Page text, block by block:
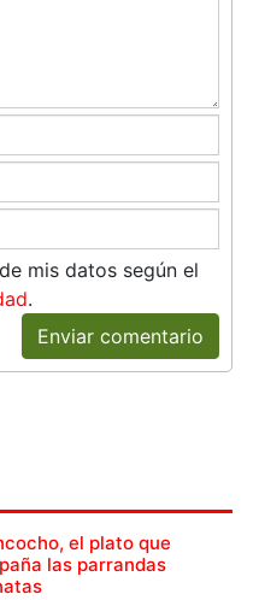
mis datos según el
.
Enviar comentario
el plato que
las parrandas